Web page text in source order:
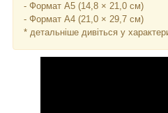
- Формат А5 (14,8 × 21,0 см)
- Формат А4 (21,0 × 29,7 см)
* детальніше дивіться у